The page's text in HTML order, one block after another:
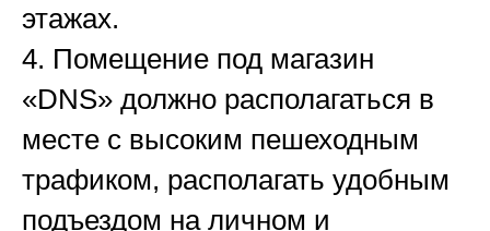
этажах.
4. Помещение под магазин
«DNS» должно располагаться в
месте с высоким пешеходным
трафиком, располагать удобным
подъездом на личном и